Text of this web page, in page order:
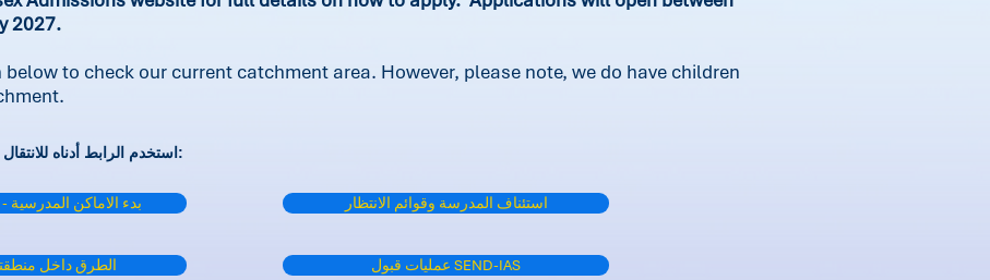
2027.
to check our current catchment area. However, please note, we do have children
استخدم الرابط أدناه للانتقال إلى القبول للتقدم للحصول على مكان:
بدء الاماكن
الطرق داخل
استئناف المدرسة وقوائم الانتظار
عمليات قبول SEND-IAS